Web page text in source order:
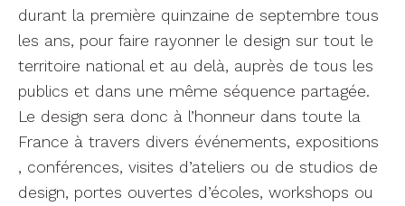
durant la première quinzaine de septembre tous
les ans, pour faire rayonner le design sur tout le
territoire national et au delà, auprès de tous les
publics et dans une même séquence partagée.
Le design sera donc à l’honneur dans toute la
France à travers divers événements, expositions
, conférences, visites d’ateliers ou de studios de
design, portes ouvertes d’écoles, workshops ou